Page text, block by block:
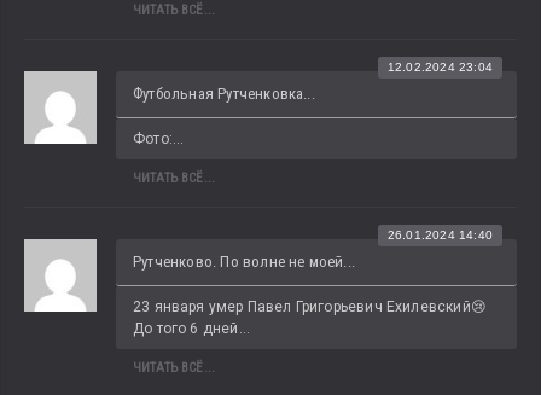
ЧИТАТЬ ВСЁ...
Футбольная Рутченковка...
12.02.2024 23:04
Фото:...
ЧИТАТЬ ВСЁ...
Рутченково. По волне не моей...
26.01.2024 14:40
23 января умер Павел Григорьевич Ехилевский😢
До того 6 дней...
ЧИТАТЬ ВСЁ...